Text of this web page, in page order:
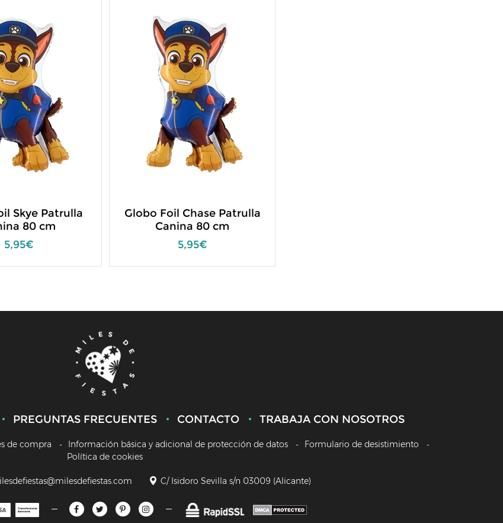
Skye Patrulla
80 cm
5,95€
Globo Foil Chase Patrulla
Canina 80 cm
5,95€
PREGUNTAS FRECUENTES CONTACTO TRABAJA CON NOSOTROS
de compra Información básica y adicional de protección de datos
Formulario de desistimiento
Política de cookies
C/ Isidoro Sevilla s/n 03009 (Alicante)